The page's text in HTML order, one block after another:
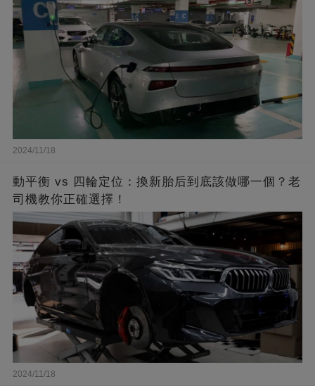
2024/11/18
動平衡 vs 四輪定位：換新胎后到底該做哪一個？老
司機教你正確選擇！
2024/11/18